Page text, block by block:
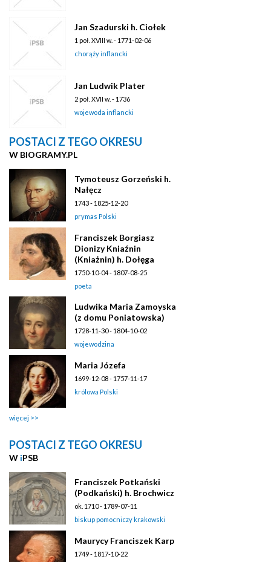
Jan Szadurski h. Ciołek
1 poł. XVIII w. - 1771-02-06
chorąży inflancki
Jan Ludwik Plater
2 poł. XVII w. - 1736
wojewoda inflancki
POSTACI Z TEGO OKRESU
W BIOGRAMY.PL
Tymoteusz Gorzeński h.
Nałęcz
1743 - 1825-12-20
prymas Polski
Franciszek Borgiasz
Dionizy Kniaźnin
(Kniażnin) h. Dołęga
1750-10-04 - 1807-08-25
poeta
Ludwika Maria Zamoyska
(z domu Poniatowska)
1728-11-30 - 1804-10-02
wojewodzina
Maria Józefa
1699-12-08 - 1757-11-17
królowa Polski
więcej
POSTACI Z TEGO OKRESU
W iPSB
Franciszek Potkański
(Podkański) h. Brochwicz
ok. 1710 - 1789-07-11
biskup pomocniczy krakowski
Maurycy Franciszek Karp
1749 - 1817-10-22